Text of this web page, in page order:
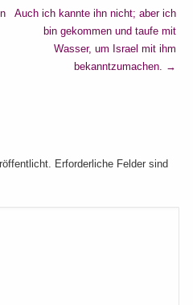
Auch ich kannte ihn nicht; aber ich
bin gekommen und taufe mit
Wasser, um Israel mit ihm
bekanntzumachen.
→
Erforderliche Felder sind